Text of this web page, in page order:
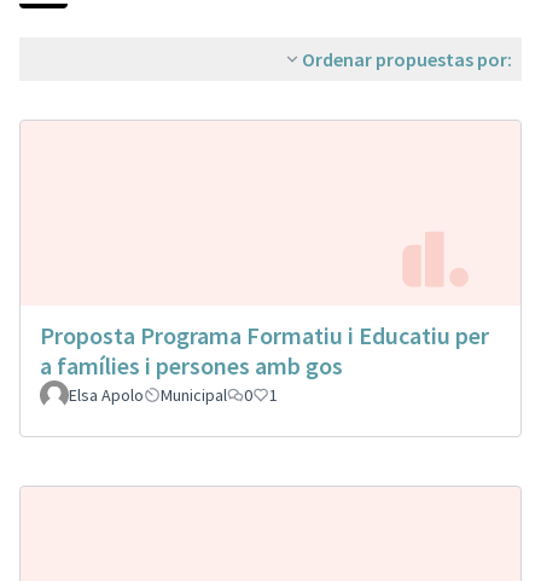
Ordenar propuestas por:
Proposta Programa Formatiu i Educatiu per
a famílies i persones amb gos
Elsa Apolo Municipal 0 1